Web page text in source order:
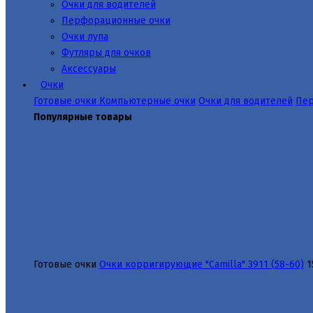
Очки для водителей
Перфорационные очки
Очки лупа
Футляры для очков
Аксессуары
Очки
Готовые очки Компьютерные очки Очки для водителей
Популярные товары
Готовые очки Очки корригирующие "Camilla" 3911 (58-60)